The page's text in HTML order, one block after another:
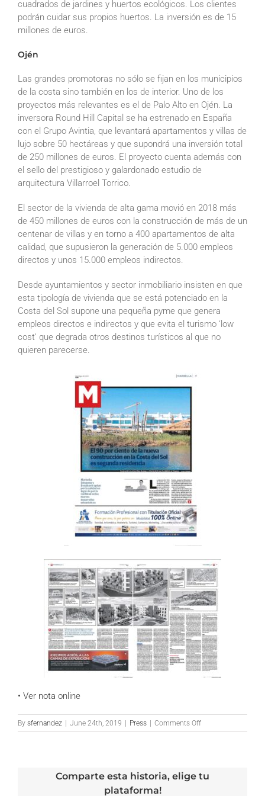
cuadrados de jardines y huertos ecológicos. Los clientes
podrán cuidar sus propios huertos. La inversión es de 15
millones de euros.
Ojén
Las grandes promotoras no sólo se fijan en los municipios
de la costa sino también en los de interior. Uno de los
proyectos más relevantes es el de Palo Alto en Ojén. La
inversora Round Hill Capital se ha estrenado en España
con el Grupo Avintia, que levantará apartamentos y villas de
lujo sobre 50 hectáreas y que supondrá una inversión total
de 250 millones de euros. El proyecto cuenta además con
el sello del prestigioso y galardonado estudio de
arquitectura Villarroel Torrico.
El sector de la vivienda de alta gama movió en 2018 más
de 450 millones de euros con la construcción de más de un
centenar de villas y en torno a 400 apartamentos de alta
calidad, que supusieron la generación de 5.000 empleos
directos y unos 15.000 empleos indirectos.
Desde ayuntamientos y sector inmobiliario insisten en que
esta tipología de vivienda que se está potenciado en la
Costa del Sol supone una pequeña pyme que genera
empleos directos e indirectos y que evita el turismo ‘low
cost’ que degrada otros destinos turísticos al que no
quieren parecerse.
• Ver nota online
By sfernandez June 24th, 2019 Press Comments Offon
Diario
90
Comparte esta historia, elige tu
plataforma!